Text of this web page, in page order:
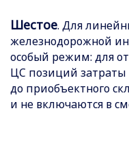
Шестое. Для
железнодорожной
особый режим: для
ЦС позиций затраты
до приобъектного
и не включаются в